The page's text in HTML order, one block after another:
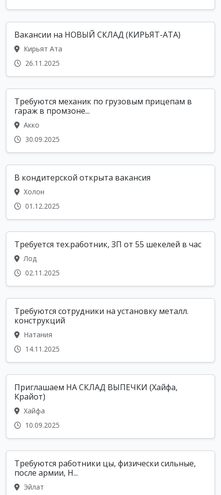
Вакансии на НОВЫЙ СКЛАД (КИРЬЯТ-АТА)
Кирьят Ата
26.11.2025
Требуются механик по грузовым прицепам в
гараж в промзоне...
Акко
30.09.2025
В кондитерской открыта вакансия
Холон
01.12.2025
Требуется тех.работник, ЗП от 55 шекелей в час
Лод
02.11.2025
Требуются сотрудники на установку металл.
конструкций
Натания
14.11.2025
Приглашаем НА СКЛАД ВЫПЕЧКИ (Хайфа,
Крайот)
Хайфа
10.09.2025
Требуются работники цы, физически сильные,
после армии, Н...
Эйлат